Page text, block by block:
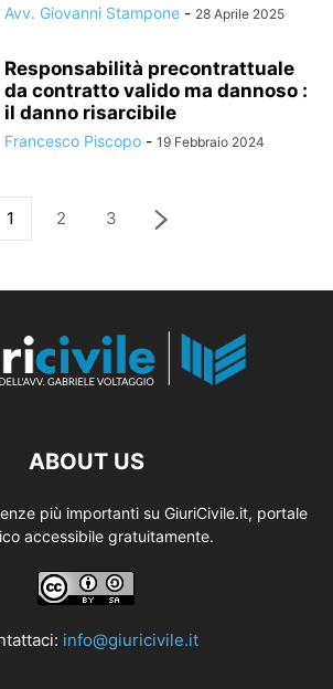
Avv. Giovanni Stampone - 28 Aprile 2025
Responsabilità precontrattuale
da contratto valido ma dannoso :
il danno risarcibile
Francesco Piscopo - 19 Febbraio 2024
1 2 3
ABOUT US
più importanti su GiuriCivile.it, portale
accessibile gratuitamente.
info@giuricivile.it